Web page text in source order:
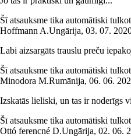
Šī atsauksme tika automātiski
Hoffmann A.Ungārija, 03. 07.
Labi aizsargāts trauslu preču
Šī atsauksme tika automātiski
Minodora M.Rumānija, 06. 06.
Izskatās lieliski, un tas ir noderīgs
Šī atsauksme tika automātiski
Ottó ferencné D.Ungārija, 02. 06.